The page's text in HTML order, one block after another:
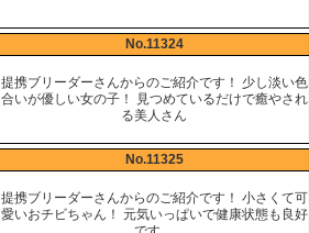
No.11324
提携ブリーダーさんからのご紹介です！ 少し淡い色
合いが優しい女の子！ 見つめているだけで癒やされ
る美人さん
No.11325
提携ブリーダーさんからのご紹介です！ 小さくて可
愛いおチビちゃん！ 元気いっぱいで健康状態も良好